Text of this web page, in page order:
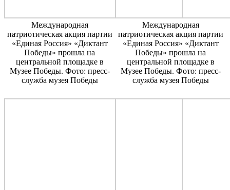
Международная
патриотическая акция партии
«Единая Россия» «Диктант
Победы» прошла на
центральной площадке в
Музее Победы. Фото: пресс-
служба музея Победы
Международная
патриотическая акция партии
«Единая Россия» «Диктант
Победы» прошла на
центральной площадке в
Музее Победы. Фото: пресс-
служба музея Победы